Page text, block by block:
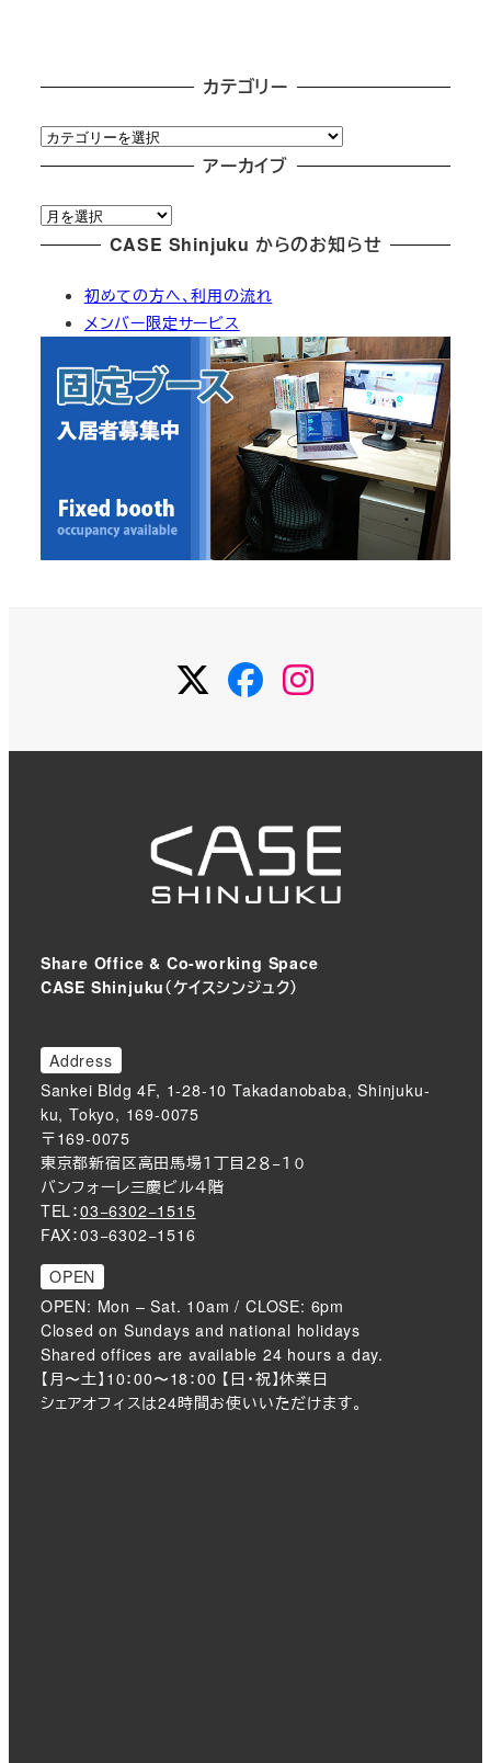
カテゴリー
カ
テ
リ
ー
アーカイブ
ア
ー
CASE Shinjuku からのお知らせ
初めての方へ、利用の流れ
メンバー限定サービス
TwitterFacebook
Share Office & Co-working Space
CASE Shinjuku（ケイスシンジュク）
Address
Sankei Bldg 4F, 1-28-10 Takadanobaba, Shinjuku-
ku, Tokyo, 169-0075
〒169-0075
東京都新宿区高田馬場１丁目２８−１０
バンフォーレ三慶ビル４階
TEL：03−6302−1515
FAX：03−6302−1516
OPEN
OPEN: Mon – Sat. 10am / CLOSE: 6pm
Closed on Sundays and national holidays
Shared offices are available 24 hours a day.
【月〜土】10：00〜18：00 【日・祝】休業日
シェアオフィスは24時間お使いいただけます。